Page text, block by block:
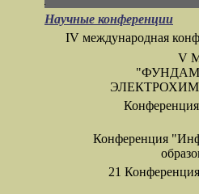
Научные конференции
IV международная
V
К
Конференция
21